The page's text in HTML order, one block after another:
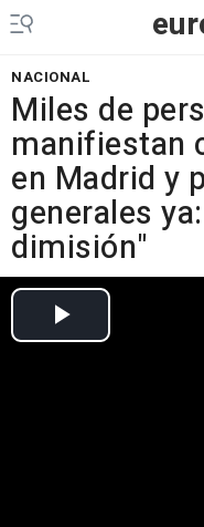
NACIONAL
Miles de
manifiestan
en Madrid y
generales
dimisión"